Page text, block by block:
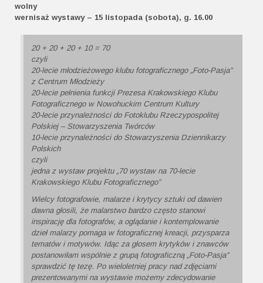
wolny
wernisaż wystawy – 15 listopada (sobota), g. 16.00
20 + 20 + 20 + 10 = 70
czyli
20-lecie młodzieżowego klubu fotograficznego „Foto-Pasja”
z Centrum Młodzieży
20-lecie pełnienia funkcji Prezesa Krakowskiego Klubu
Fotograficznego w Nowohuckim Centrum Kultury
20-lecie przynależności do Fotoklubu Rzeczypospolitej
Polskiej – Stowarzyszenia Twórców
10-lecie przynależności do Stowarzyszenia Dziennikarzy
Polskich
czyli
jedna z wystaw projektu „70 wystaw na 70-lecie
Krakowskiego Klubu Fotograficznego”
Wielcy fotografowie, malarze i krytycy sztuki od dawien
dawna głosili, że malarstwo bardzo często stanowi
inspirację dla fotografów, a oglądanie i kontemplowanie
dzieł malarzy pomaga w fotograficznej kreacji, przysparza
tematów i motywów. Idąc za głosem krytyków i znawców
postanowiłam wspólnie z grupą fotograficzną „Foto-Pasja”
sprawdzić tę tezę. Po wieloletniej pracy nad zdjęciami
prezentowanymi na wystawie możemy zdecydowanie